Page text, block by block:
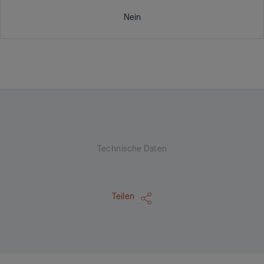
Nein
Technische Daten
Teilen